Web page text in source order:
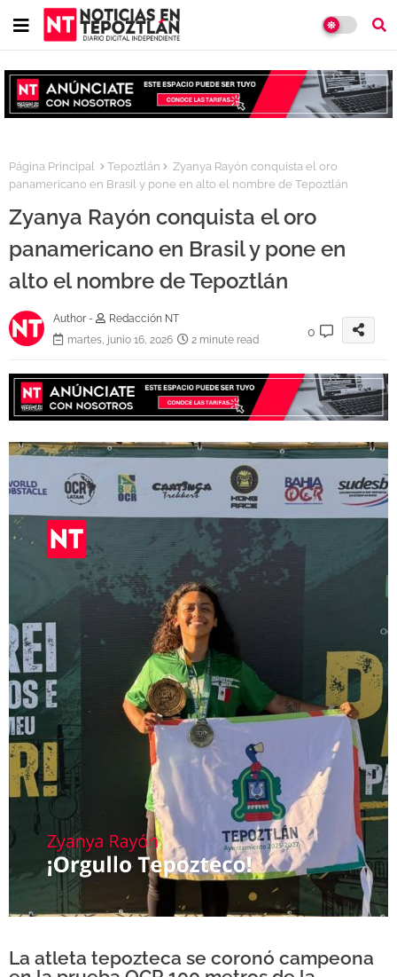
Página Principal Tepoztlán
Zyanya Rayón conquista el oro
panamericano en Brasil y pone en alto el nombre de Tepoztlán
Zyanya Rayón conquista el oro
panamericano en Brasil y pone en
alto el nombre de Tepoztlán
Author -
Redacción NT
martes, junio 16, 2026
2 minute read
0
La atleta tepozteca se coronó campeona